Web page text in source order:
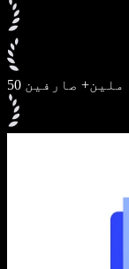
50 ملین+ صارفین